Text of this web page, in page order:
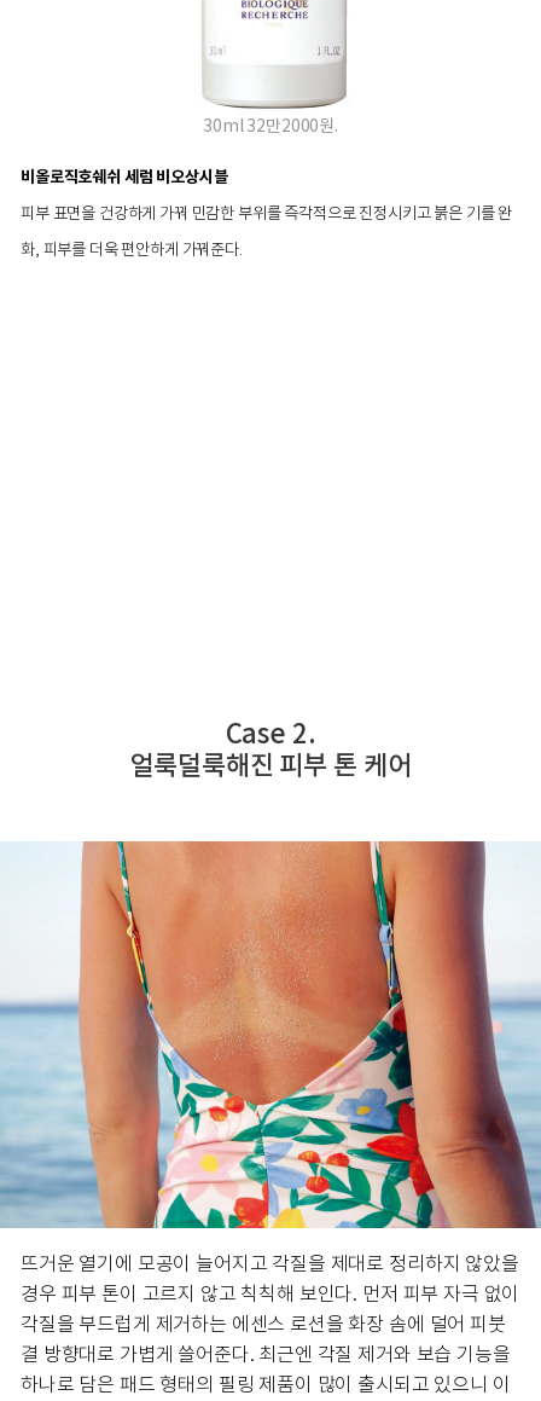
30ml 32만2000원.
비올로직호쉐쉬 세럼 비오상시블
피부 표면을 건강하게 가꿔 민감한 부위를 즉각적으로 진정시키고 붉은 기를 완
화, 피부를 더욱 편안하게 가꿔준다.
Case 2.
얼룩덜룩해진 피부 톤 케어
뜨거운 열기에 모공이 늘어지고 각질을 제대로 정리하지 않았을
경우 피부 톤이 고르지 않고 칙칙해 보인다. 먼저 피부 자극 없이
각질을 부드럽게 제거하는 에센스 로션을 화장 솜에 덜어 피붓
결 방향대로 가볍게 쓸어준다. 최근엔 각질 제거와 보습 기능을
하나로 담은 패드 형태의 필링 제품이 많이 출시되고 있으니 이